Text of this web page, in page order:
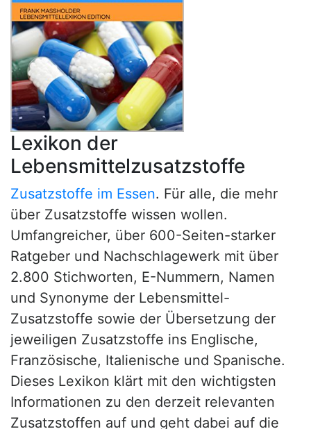
Lexikon der
Lebensmittelzusatzstoffe
Zusatzstoffe im Essen. Für alle, die mehr
über Zusatzstoffe wissen wollen.
Umfangreicher, über 600-Seiten-starker
Ratgeber und Nachschlagewerk mit über
2.800 Stichworten, E-Nummern, Namen
und Synonyme der Lebensmittel-
Zusatzstoffe sowie der Übersetzung der
jeweiligen Zusatzstoffe ins Englische,
Französische, Italienische und Spanische.
Dieses Lexikon klärt mit den wichtigsten
Informationen zu den derzeit relevanten
Zusatzstoffen auf und geht dabei auf die